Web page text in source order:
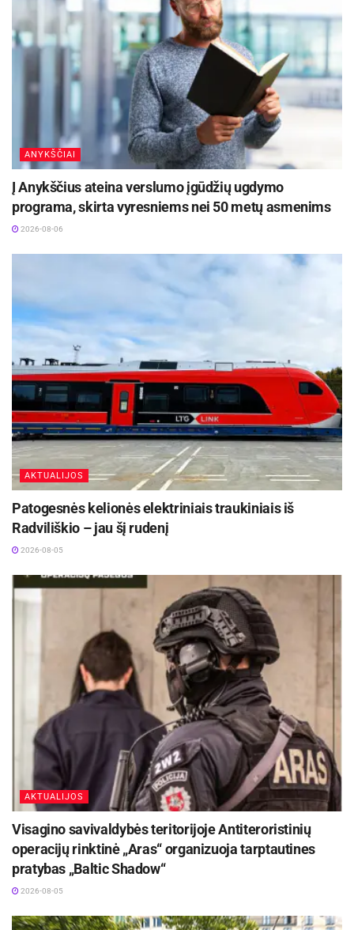
Pranešimas spaudai
ANYKŠČIAI
Į Anykščius ateina verslumo įgūdžių ugdymo
programa, skirta vyresniems nei 50 metų asmenims
2026-08-06
AKTUALIJOS
Patogesnės kelionės elektriniais traukiniais iš
Radviliškio – jau šį rudenį
2026-08-05
AKTUALIJOS
Visagino savivaldybės teritorijoje Antiteroristinių
operacijų rinktinė „Aras“ organizuoja tarptautines
pratybas „Baltic Shadow“
2026-08-05